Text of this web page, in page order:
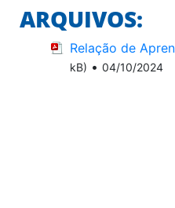
ARQUIVOS:
Relação de
kB) • 04/10/2024